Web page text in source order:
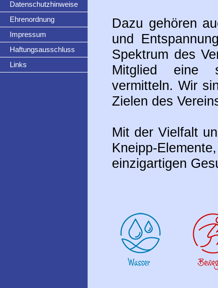
Datenschutzhinweise
Ehrenordnung
Impressum
Haftungsausschluss
Links
Dazu gehören
und
Spektrum des
Mitglied eine
vermitteln. Wir
Zielen des
Mit der Vielfalt
Kneipp-
einzigartigen